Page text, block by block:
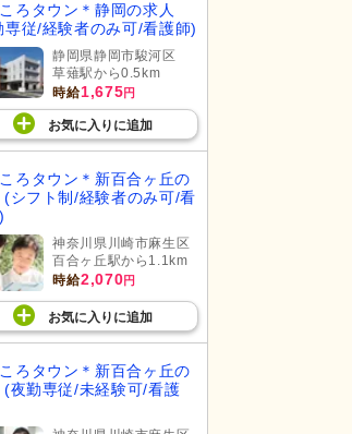
ろタウン＊静岡の求人
専従/経験者のみ可/看護師)
静岡県静岡市駿河区
草薙駅から0.5km
時給1,675円
お気に入り に追加
ろタウン＊新百合ヶ丘の
(シフト制/経験者のみ可/看
神奈川県川崎市麻生区
百合ヶ丘駅から1.1km
時給2,070円
お気に入り に追加
ろタウン＊新百合ヶ丘の
(夜勤専従/未経験可/看護